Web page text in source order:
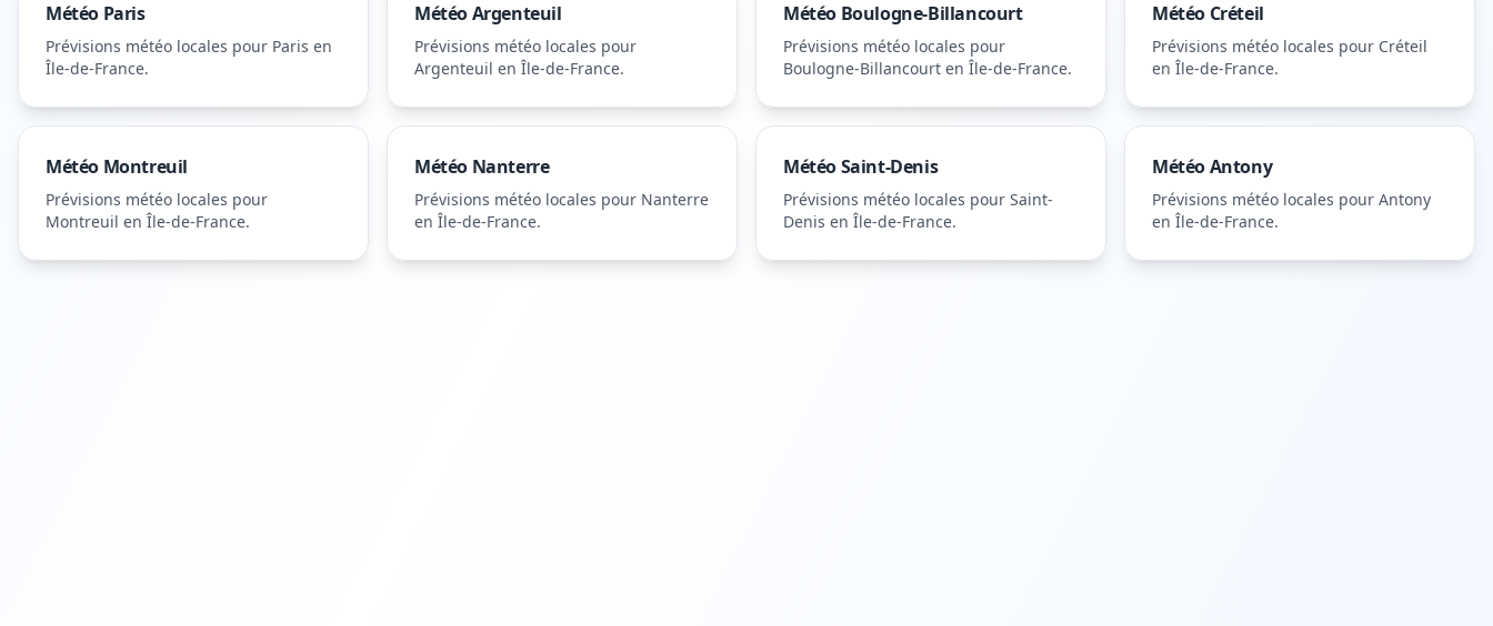
Météo Paris
Prévisions météo locales pour Paris en
Île-de-France.
MétéoArgenteuil
Prévisions météo locales pour
Argenteuil en Île-de-France.
Météo Boulogne-Billancourt
Prévisions météo locales pour
Boulogne-Billancourt en Île-de-France.
Météo Créteil
Prévisions météo locales pour Créteil
en Île-de-France.
Météo Montreuil
Prévisions météo locales pour
Montreuil en Île-de-France.
Météo Nanterre
Prévisions météo locales pour Nanterre
en Île-de-France.
MétéoSaint-Denis
Prévisions météo locales pour Saint-
Denis en Île-de-France.
MétéoAntony
Prévisions météo locales pour Antony
en Île-de-France.